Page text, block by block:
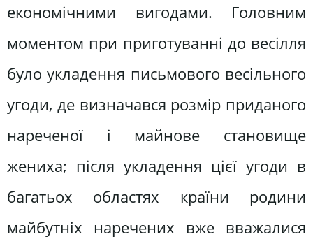
економічними вигодами. Головним
моментом при приготуванні до весілля
було укладення письмового весільного
угоди, де визначався розмір приданого
нареченої і майнове становище
жениха; після укладення цієї угоди в
багатьох областях країни родини
майбутніх наречених вже вважалися